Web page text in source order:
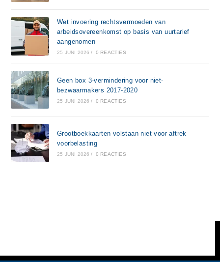
Wet invoering rechtsvermoeden van
arbeidsovereenkomst op basis van uurtarief
aangenomen
25 JUNI 2026 / 0 REACTIES
Geen box 3-vermindering voor niet-
bezwaarmakers 2017-2020
25 JUNI 2026 / 0 REACTIES
Grootboekkaarten volstaan niet voor aftrek
voorbelasting
25 JUNI 2026 / 0 REACTIES